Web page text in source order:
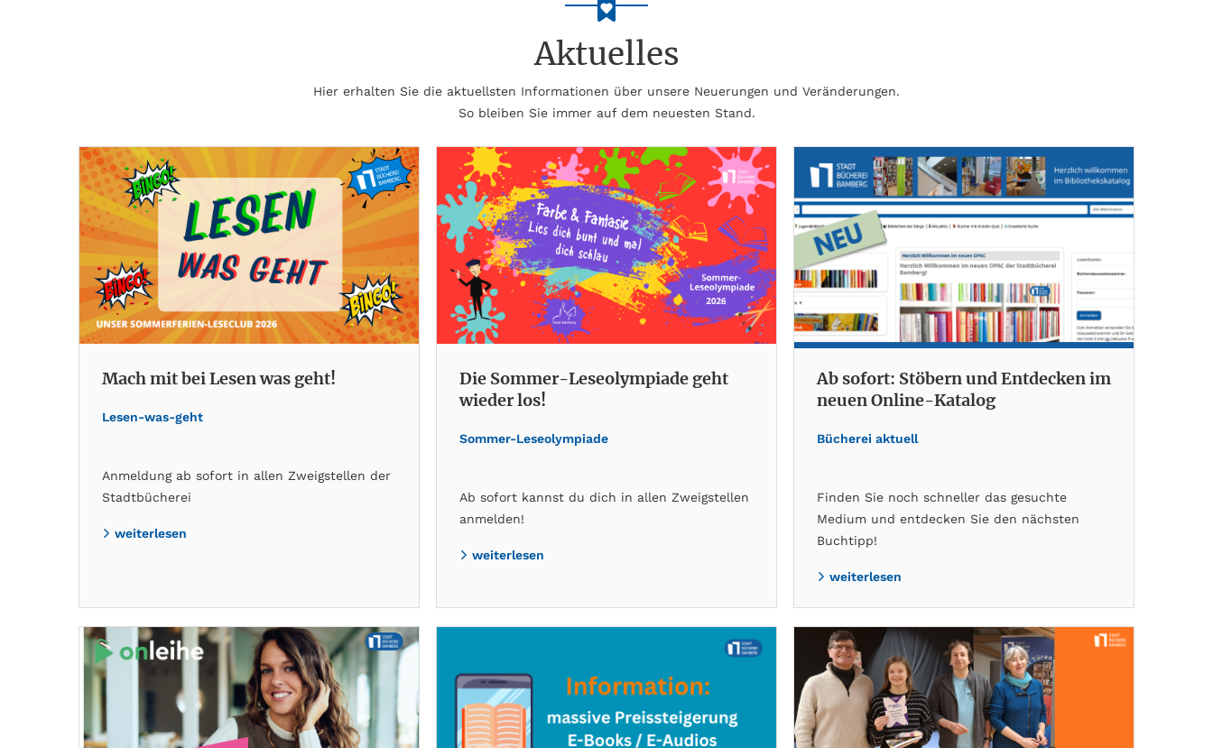
Aktuelles
Hier erhalten Sie die aktuellsten Informationen über unsere Neuerungen und Veränderungen.
So bleiben Sie immer auf dem neuesten Stand.
Mach mit bei Lesen was geht!
Lesen-was-geht
Anmeldung ab sofort in allen Zweigstellen der
Stadtbücherei
weiterlesen
Die Sommer-Leseolympiade geht
wieder los!
Sommer-Leseolympiade
Ab sofort kannst du dich in allen Zweigstellen
anmelden!
weiterlesen
Ab sofort: Stöbern und Entdecken im
neuen Online-Katalog
Bücherei aktuell
Finden Sie noch schneller das gesuchte
Medium und entdecken Sie den nächsten
Buchtipp!
weiterlesen